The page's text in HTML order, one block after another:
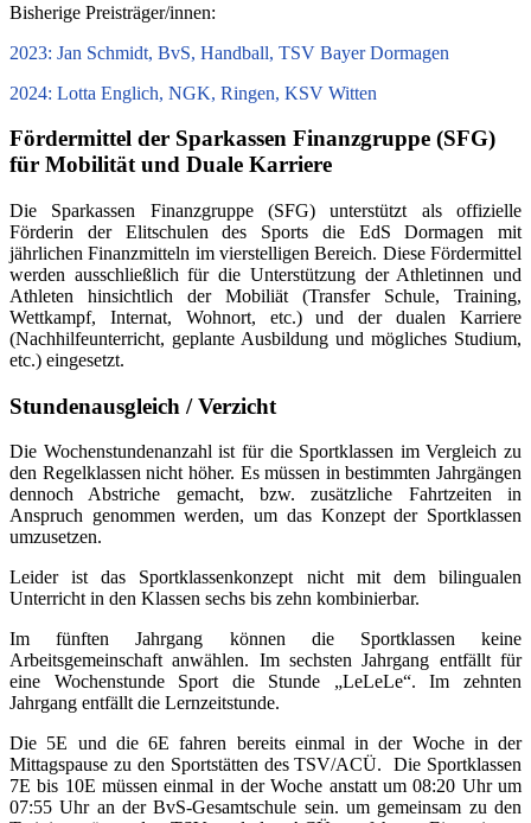
Bisherige Preisträger/innen:
2023: Jan Schmidt, BvS, Handball, TSV Bayer Dormagen
2024: Lotta Englich, NGK, Ringen, KSV Witten
Fördermittel der Sparkassen Finanzgruppe (SFG)
für Mobilität und Duale Karriere
Die Sparkassen Finanzgruppe (SFG) unterstützt als offizielle
Förderin der Elitschulen des Sports die EdS Dormagen mit
jährlichen Finanzmitteln im vierstelligen Bereich. Diese Fördermittel
werden ausschließlich für die Unterstützung der Athletinnen und
Athleten hinsichtlich der Mobiliät (Transfer Schule, Training,
Wettkampf, Internat, Wohnort, etc.) und der dualen Karriere
(Nachhilfeunterricht, geplante Ausbildung und mögliches Studium,
etc.) eingesetzt.
Stundenausgleich / Verzicht
Die Wochenstundenanzahl ist für die Sportklassen im Vergleich zu
den Regelklassen nicht höher. Es müssen in bestimmten Jahrgängen
dennoch Abstriche gemacht, bzw. zusätzliche Fahrtzeiten in
Anspruch genommen werden, um das Konzept der Sportklassen
umzusetzen.
Leider ist das Sportklassenkonzept nicht mit dem bilingualen
Unterricht in den Klassen sechs bis zehn kombinierbar.
Im fünften Jahrgang können die Sportklassen keine
Arbeitsgemeinschaft anwählen. Im sechsten Jahrgang entfällt für
eine Wochenstunde Sport die Stunde „LeLeLe“. Im zehnten
Jahrgang entfällt die Lernzeitstunde.
Die 5E und die 6E fahren bereits einmal in der Woche in der
Mittagspause zu den Sportstätten des TSV/ACÜ. Die Sportklassen
7E bis 10E müssen einmal in der Woche anstatt um 08:20 Uhr um
07:55 Uhr an der BvS-Gesamtschule sein. um gemeinsam zu den